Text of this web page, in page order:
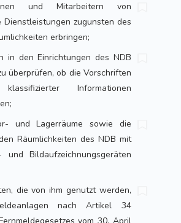
und Mitarbeitern von
Dienstleistungen zugunsten des
erbringen;
in den Einrichtungen des NDB
überprüfen, ob die Vorschriften
Informationen
und Lagerräume sowie die
Räumlichkeiten des NDB mit
und Bildaufzeichnungsgeräten
die von ihm genutzt werden,
nach Artikel 34